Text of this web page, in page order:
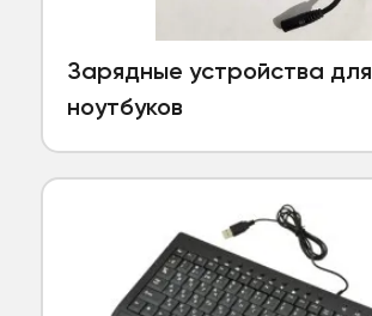
Зарядные устройства для
ноутбуков